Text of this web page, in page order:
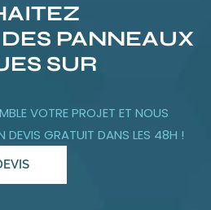
PANNEAUX
SUR
VOTRE PROJET ET NOUS
DEVIS GRATUIT DANS LES 48H !